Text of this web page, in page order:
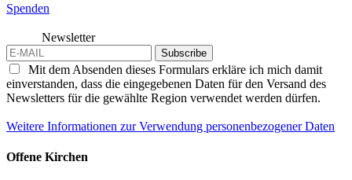
Spenden
Newsletter
Subscribe
Mit dem Absenden dieses Formulars erkläre ich mich damit
einverstanden, dass die eingegebenen Daten für den Versand des
Newsletters für die gewählte Region verwendet werden dürfen.
Weitere Informationen zur Verwendung personenbezogener Daten
Offene Kirchen